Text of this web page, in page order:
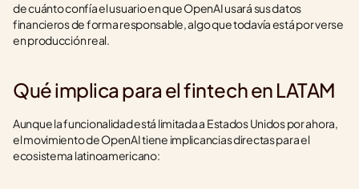
de cuánto confía el usuario en que OpenAI usará sus datos
financieros de forma responsable, algo que todavía está por verse
en producción real.
Qué implica para el fintech en LATAM
Aunque la funcionalidad está limitada a Estados Unidos por ahora,
el movimiento de OpenAI tiene implicancias directas para el
ecosistema latinoamericano: